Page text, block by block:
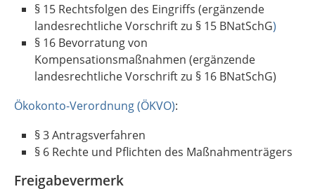
§ 15 Rechtsfolgen des Eingriffs (ergänzende
landesrechtliche Vorschrift zu § 15 BNatSchG)
§ 16 Bevorratung von
Kompensationsmaßnahmen (ergänzende
landesrechtliche Vorschrift zu § 16 BNatSchG)
Ökokonto-Verordnung (ÖKVO):
§ 3 Antragsverfahren
§ 6 Rechte und Pflichten des Maßnahmenträgers
Freigabevermerk